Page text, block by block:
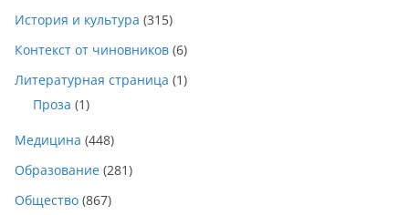
История и культура (315)
Контекст от чиновников (6)
Литературная страница (1)
Проза (1)
Медицина (448)
Образование (281)
Общество (867)